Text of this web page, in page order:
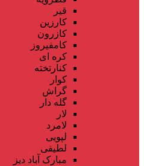
قیر
کارزین
کازرون
کامفیروز
کره ای
کنارتخته
کوار
گراش
گله دار
لار
لامرد
لپویی
لطیفی
مبارک آباد دیز